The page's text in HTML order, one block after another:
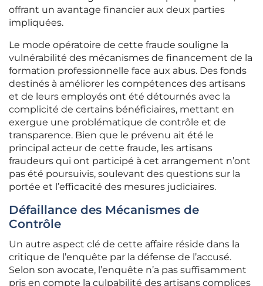
offrant un avantage financier aux deux parties
impliquées.
Le mode opératoire de cette fraude souligne la
vulnérabilité des mécanismes de financement de la
formation professionnelle face aux abus. Des fonds
destinés à améliorer les compétences des artisans
et de leurs employés ont été détournés avec la
complicité de certains bénéficiaires, mettant en
exergue une problématique de contrôle et de
transparence. Bien que le prévenu ait été le
principal acteur de cette fraude, les artisans
fraudeurs qui ont participé à cet arrangement n’ont
pas été poursuivis, soulevant des questions sur la
portée et l’efficacité des mesures judiciaires.
Défaillance des Mécanismes de
Contrôle
Un autre aspect clé de cette affaire réside dans la
critique de l’enquête par la défense de l’accusé.
Selon son avocate, l’enquête n’a pas suffisamment
pris en compte la culpabilité des artisans complices